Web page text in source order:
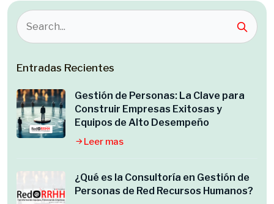
Entradas Recientes
Gestión de Personas: La Clave para
Construir Empresas Exitosas y
Equipos de Alto Desempeño
Leer mas
¿Qué es la Consultoría en Gestión de
Personas de Red Recursos Humanos?